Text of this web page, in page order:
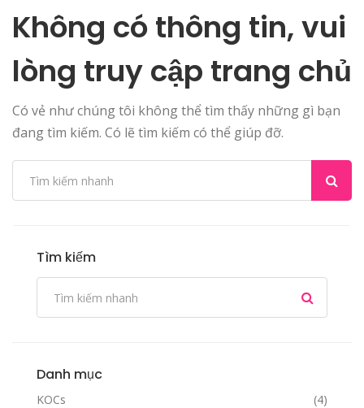
Không có thông tin, vui
lòng truy cập trang chủ
Có vẻ như chúng tôi không thể tìm thấy những gì bạn
đang tìm kiếm. Có lẽ tìm kiếm có thể giúp đỡ.
Tìm kiếm
Danh mục
KOCs (4)